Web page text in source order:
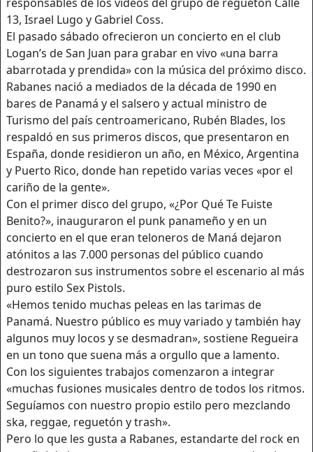
13, Israel Lugo y Gabriel Coss.
El pasado sábado ofrecieron un concierto en el club
Logan’s de San Juan para grabar en vivo «una barra
abarrotada y prendida» con la música del próximo disco.
Rabanes nació a mediados de la década de 1990 en
bares de Panamá y el salsero y actual ministro de
Turismo del país centroamericano, Rubén Blades, los
respaldó en sus primeros discos, que presentaron en
España, donde residieron un año, en México, Argentina
y Puerto Rico, donde han repetido varias veces «por el
cariño de la gente».
Con el primer disco del grupo, «¿Por Qué Te Fuiste
Benito?», inauguraron el punk panameño y en un
concierto en el que eran teloneros de Maná dejaron
atónitos a las 7.000 personas del público cuando
destrozaron sus instrumentos sobre el escenario al más
puro estilo Sex Pistols.
«Hemos tenido muchas peleas en las tarimas de
Panamá. Nuestro público es muy variado y también hay
algunos muy locos y se desmadran», sostiene Regueira
en un tono que suena más a orgullo que a lamento.
Con los siguientes trabajos comenzaron a integrar
«muchas fusiones musicales dentro de todos los ritmos.
Seguíamos con nuestro propio estilo pero mezclando
ska, reggae, reguetón y trash».
Pero lo que les gusta a Rabanes, estandarte del rock en